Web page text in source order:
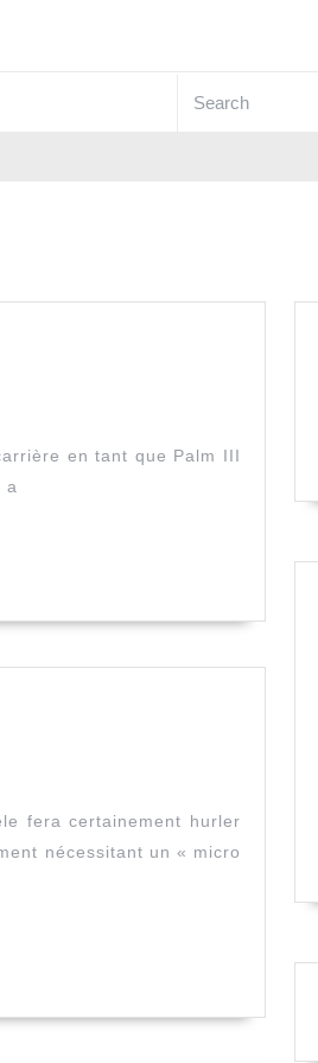
Search
en tant que Palm III
a
fera certainement hurler
nécessitant un « micro